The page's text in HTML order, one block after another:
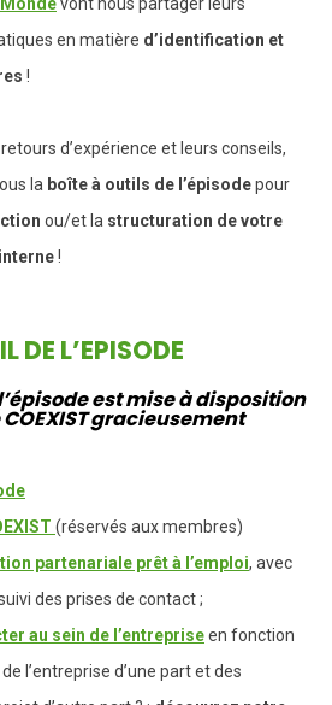
en matière d’identification et
!
d’expérience et leurs conseils,
la boîte à outils de l’épisodepour
ou/et la structuration de votre
!
DE L’EPISODE
est mise à disposition
gracieusement
(réservés aux membres)
partenariale prêt à l’emploi, avec
des prises de contact ;
au sein de l’entrepriseen fonction
l’entreprise d’une part et des